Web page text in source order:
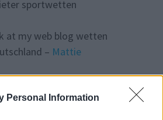
Personal Information
sportwetten
at my web blog wetten
– Mattie